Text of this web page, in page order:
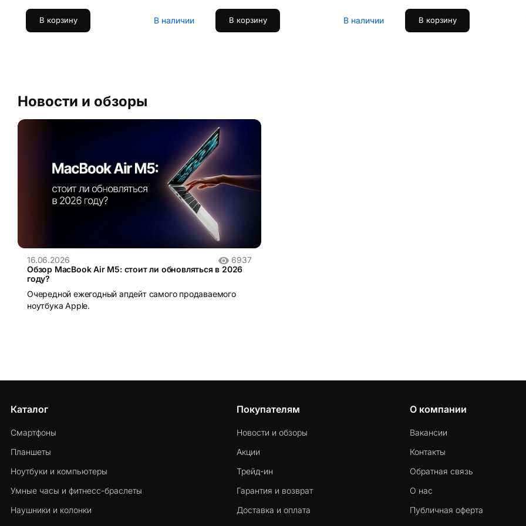
В корзину В наличии В корзину В наличии В корзину
Новости и обзоры
16.06.2026
6937
Обзор MacBook Air M5: стоит ли обновляться в 2026
году?
Очередной ежегодный апдейт самого продаваемого
ноутбука Apple.
Каталог
Смартфоны
Планшеты
Ноутбуки и компьютеры
Умные часы и фитнесс-браслеты
Наушники и колонки
Покупателям
Новости и обзоры
Акции
Трейд-ин
Гарантия и возврат
Доставка и оплата
О компании
Вакансии
Контакты
Обратная связь
О нас
Публичная оферта